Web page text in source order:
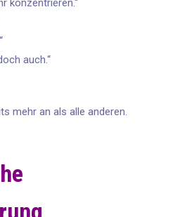
konzentrieren.“
auch.“
mehr an als alle anderen.